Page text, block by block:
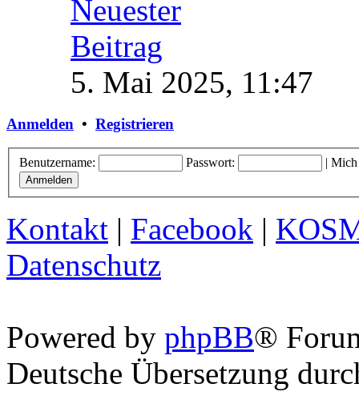
5. Mai 2025, 11:47
Anmelden • Registrieren
Benutzername: Passwort: | Mich
Kontakt | Facebook |
Datenschutz
Powered by phpBB®
Deutsche Übersetzung